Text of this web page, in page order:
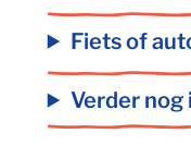
Fiets of
Verder nog